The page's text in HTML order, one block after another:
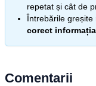
repetat și cât de
Întrebările
corect informația
Comentarii